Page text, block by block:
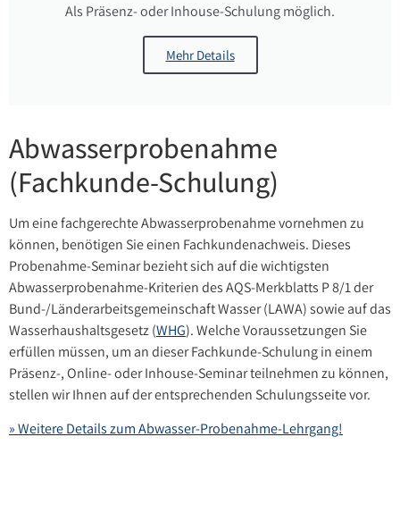
Als Präsenz- oder Inhouse-Schulung möglich.
Mehr Details
Abwasserprobenahme
(Fachkunde-Schulung)
Um eine fachgerechte Abwasserprobenahme vornehmen zu
können, benötigen Sie einen Fachkundenachweis. Dieses
Probenahme-Seminar bezieht sich auf die wichtigsten
Abwasserprobenahme-Kriterien des AQS-Merkblatts P 8/1 der
Bund-/Länderarbeitsgemeinschaft Wasser (LAWA) sowie auf das
Wasserhaushaltsgesetz (WHG). Welche Voraussetzungen Sie
erfüllen müssen, um an dieser Fachkunde-Schulung in einem
Präsenz-, Online- oder Inhouse-Seminar teilnehmen zu können,
stellen wir Ihnen auf der entsprechenden Schulungsseite vor.
» Weitere Details zum Abwasser-Probenahme-Lehrgang!